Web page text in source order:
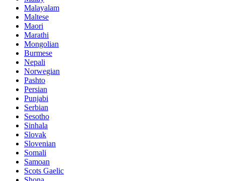
Malayalam
Maltese
Maori
Marathi
Mongolian
Burmese
Nepali
Norwegian
Pashto
Persian
Punjabi
Serbian
Sesotho
Sinhala
Slovak
Slovenian
Somali
Samoan
Scots Gaelic